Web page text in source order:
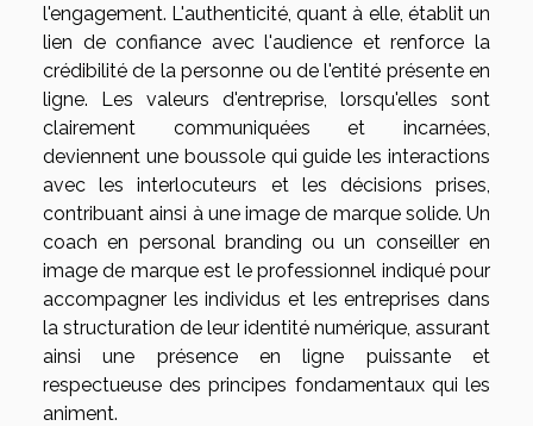
l'engagement. L'authenticité, quant à elle, établit un
lien de confiance avec l'audience et renforce la
crédibilité de la personne ou de l'entité présente en
ligne. Les valeurs d'entreprise, lorsqu'elles sont
clairement communiquées et incarnées,
deviennent une boussole qui guide les interactions
avec les interlocuteurs et les décisions prises,
contribuant ainsi à une image de marque solide. Un
coach en personal branding ou un conseiller en
image de marque est le professionnel indiqué pour
accompagner les individus et les entreprises dans
la structuration de leur identité numérique, assurant
ainsi une présence en ligne puissante et
respectueuse des principes fondamentaux qui les
animent.